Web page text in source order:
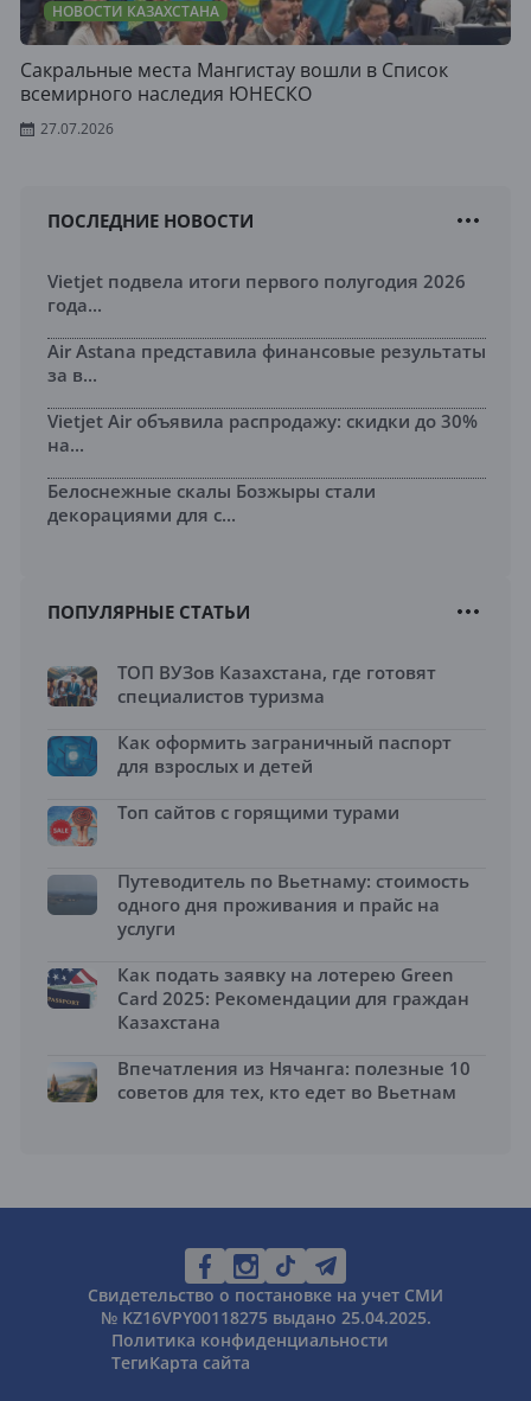
НОВОСТИ КАЗАХСТАНА
Сакральные места Мангистау вошли в Список
всемирного наследия ЮНЕСКО
27.07.2026
ПОСЛЕДНИЕ НОВОСТИ
Vietjet подвела итоги первого полугодия 2026
года...
Air Astana представила финансовые результаты
за в...
Vietjet Air объявила распродажу: скидки до 30%
на...
Белоснежные скалы Бозжыры стали
декорациями для с...
ПОПУЛЯРНЫЕ СТАТЬИ
ТОП ВУЗов Казахстана, где готовят
специалистов туризма
Как оформить заграничный паспорт
для взрослых и детей
Топ сайтов с горящими турами
Путеводитель по Вьетнаму: стоимость
одного дня проживания и прайс на
услуги
Как подать заявку на лотерею Green
Card 2025: Рекомендации для граждан
Казахстана
Впечатления из Нячанга: полезные 10
советов для тех, кто едет во Вьетнам
Свидетельство о постановке на учет СМИ
№ KZ16VPY00118275 выдано 25.04.2025.
Политика конфиденциальности
ТегиКарта сайта